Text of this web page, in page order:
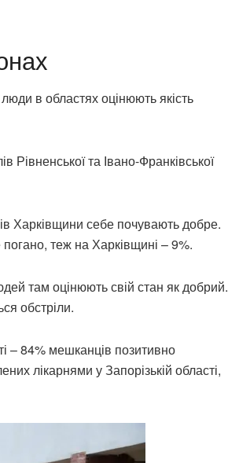
в областях оцінюють якість
та Івано-Франківської
Харківщини себе почувають добре.
теж на Харківщині – 9%.
там оцінюють свій стан як добрий.
обстріли.
– 84% мешканців позитивно
лікарнями у Запорізькій області,